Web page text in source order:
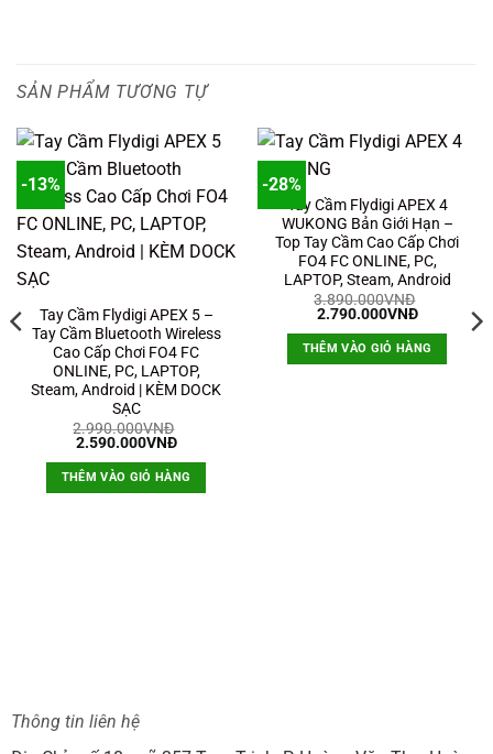
SẢN PHẨM TƯƠNG TỰ
-13%
Tay Cầm Flydigi APEX 5 –
Tay Cầm Bluetooth Wireless
Cao Cấp Chơi FO4 FC
ONLINE, PC, LAPTOP,
Steam, Android | KÈM DOCK
SẠC
2.990.000VNĐ
Giá
là:
2.990.000VNĐ.
2.590.000VNĐGiá
tại
là:
2.590.000VNĐ.
THÊM VÀO GIỎ HÀNG
-28%
Tay Cầm Flydigi APEX 4
WUKONG Bản Giới Hạn –
Top Tay Cầm Cao Cấp Chơi
FO4 FC ONLINE, PC,
LAPTOP, Steam, Android
3.890.000VNĐ
Giá
là:
3.890.000VNĐ.
2.790.000VNĐGiá
tại
là:
THÊM VÀO GIỎ HÀNG
Thông tin liên hệ